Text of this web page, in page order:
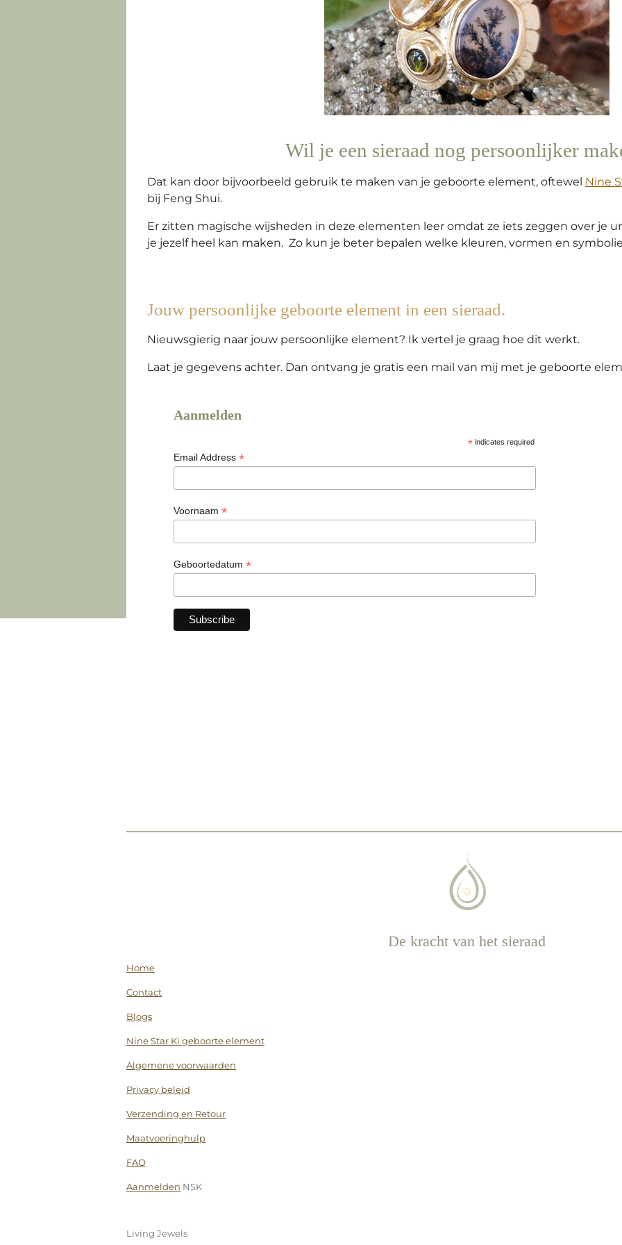
Wil je een sieraad nog persoonlijker
Dat kan door bijvoorbeeld gebruik te maken van je geboorte element, oftewel Nine
bij Feng Shui.
Er zitten magische wijsheden in deze elementen leer omdat ze iets zeggen over je
je jezelf heel kan maken. Zo kun je beter bepalen welke kleuren, vormen en
Jouw persoonlijke geboorte element in een sieraad.
Nieuwsgierig naar jouw persoonlijke element? Ik vertel je graag hoe dit werkt.
Laat je gegevens achter. Dan ontvang je gratis een mail van mij met je geboorte
Aanmelden
* indicates required
Email Address *
Voornaam *
Geboortedatum *
De kracht van het sieraad
Home
Contact
Blogs
Nine Star Ki geboorte element
Algemene voorwaarden
Privacy beleid
Verzending en Retour
Maatvoeringhulp
FAQ
Aanmelden NSK
Living Jewels